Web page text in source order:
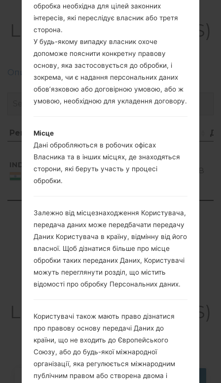
Прошивки
LGK420DS(LGK420DS)
akaLG K10 LTE
Описання регіонів прошивок телефонів LG
Регіон Назва файлу
Регіон
Назва файлу ОС
IND
India
K420ds10d_00_0120.kdz
Android
5.1.x
Lollipop
1.25 GiB
Showing 1 to 1 of 1 entries
Previous 1 Next
Статті
LGK420DS(LGK420DS)
akaLG K10 LTE
обробка необхідна для цілей законних
інтересів, які переслідує власник або третя
сторона.
У будь-якому випадку власник охоче
допоможе пояснити конкретну правову
основу, яка застосовується до обробки, і
зокрема, чи є надання персональних даних
обов’язковою або договірною умовою, або ж
умовою, необхідною для укладення договору.
Місце
Дані обробляються в робочих офісах
Власника та в інших місцях, де знаходяться
сторони, які беруть участь у процесі
обробки.
Залежно від місцезнаходження Користувача,
передача даних може передбачати передачу
Даних Користувача в країну, відмінну від його
власної. Щоб дізнатися більше про місце
обробки таких переданих Даних, Користувачі
можуть переглянути розділ, що містить
відомості про обробку Персональних даних.
Користувачі також мають право дізнатися
про правову основу передачі Даних до
країни, що не входить до Європейського
Союзу, або до будь-якої міжнародної
організації, яка регулюється міжнародним
публічним правом або створена двома і